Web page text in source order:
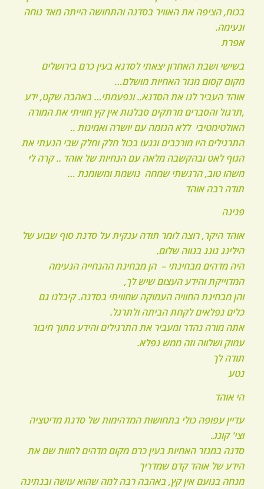
בכוח, הציפה את האוויר בסדנה והתחושה הייתה מאד נוחה
ונעימה.
אפרת
בשישי ושבת האחרון יצאתי לסדנא בעין כרם בירושלים
מקום קסום מנזר האחיות מושלם…
אוהד העביר לנו את הסדנא.. ונפעמתי… באהבה שקט, ידע
,תרגול והסברים מרתקים סבלנות אין קץ חוויתי את המורה
האולטימטיבי ללא הגזמה עם יושרה ואמינות ..
התרגילים היו מורכבים ונגעו בכול חלק וחלק שבי הנעתי את
הגוף לאט ובהקשבה מלאה עם הנחיות של אוהד .. קרה לי
משהו טוב, הרגשתי שמחה נושמת ומשומנת …
תודה רבה אוהד
פנינה
אוהד היקר, רוצה לומר תודה ענקית על סדנת סוף שבוע של
הילינג גונג בנווה שלום.
היה מדהים מבחינתי – הן מבחינת ההנחייה הנעימה
המדוייקת והידע העצום שיש לך,
והן מבחינת החוויה העמוקה שחוויתי בסדנה. קיבלנו גם
כלים נפלאים לקחת הביתה ולתרגל.
אתה מורה נהדר ומעביר את התרגילים והידע מתוך חיבור
עמוק ושלווה וזה ממש נפלא.
תודה לך
נטע
הי אוהד
עדיין עפופה כולי בתחושות המדהימות של סדנת מדיטציה
וצי' קונג.
סדנה במנזר האחיות בעין כרם מקום מדהים לחוות שם את
הידע של אוהד קדם שמדריך
מנחה בנועם אין קץ, באהבה רבה למה שהוא עושה ובנתינה